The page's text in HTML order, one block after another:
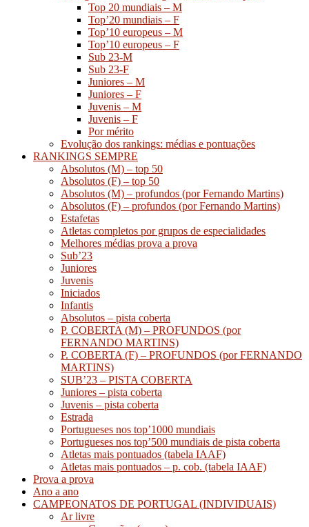
Top 20 mundiais – M
Top’20 mundiais – F
Top’10 europeus – M
Top’10 europeus – F
Sub 23-M
Sub 23-F
Juniores – M
Juniores – F
Juvenis – M
Juvenis – F
Por mérito
Evolução dos rankings: médias e pontuações
RANKINGS SEMPRE
Absolutos (M) – top 50
Absolutos (F) – top 50
Absolutos (M) – profundos (por Fernando Martins)
Absolutos (F) – profundos (por Fernando Martins)
Estafetas
Atletas completos por grupos de especialidades
Melhores médias prova a prova
Sub’23
Juniores
Juvenis
Iniciados
Infantis
Absolutos – pista coberta
P. COBERTA (M) – PROFUNDOS (por
FERNANDO MARTINS)
P. COBERTA (F) – PROFUNDOS (por FERNANDO
MARTINS)
SUB’23 – PISTA COBERTA
Juniores – pista coberta
Juvenis – pista coberta
Estrada
Portugueses nos top’1000 mundiais
Portugueses nos top’500 mundiais de pista coberta
Atletas mais pontuados (tabela IAAF)
Atletas mais pontuados – p. cob. (tabela IAAF)
Prova a prova
Ano a ano
CAMPEONATOS DE PORTUGAL (INDIVIDUAIS)
Ar livre